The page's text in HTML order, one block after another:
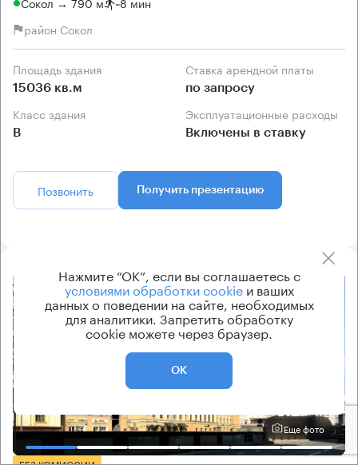
район Сокол
Площадь здания
15036 кв.м
Ставка арендной платы
по запросу
Класс здания
B
Эксплуатационные расходы
Включены в ставку
Позвонить Получить презентацию
Еще фото
Нажмите “ОК”, если вы соглашаетесь с
условиями обработки cookieи ваших
данных о поведении на сайте, необходимых
для аналитики. Запретить обработку
cookie можете через браузер.
ОК